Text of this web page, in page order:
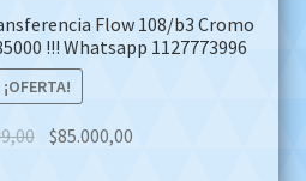
Flow 108/b3 Cromo
!!! Whatsapp 1127773996
¡OFERTA!
Original
$85.000,00